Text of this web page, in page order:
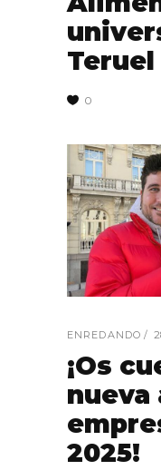
Teruel
0
ENREDANDO
¡Os
nueva
2025!